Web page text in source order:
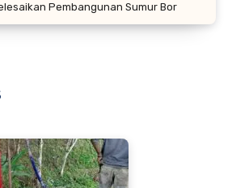
Pembangunan Sumur Bor